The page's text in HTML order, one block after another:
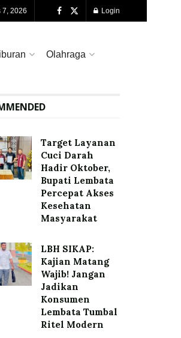
7, 2026 Login
Olahraga
Target Layanan
Cuci Darah
Hadir Oktober,
Bupati Lembata
Percepat Akses
Kesehatan
Masyarakat
LBH SIKAP:
Kajian Matang
Wajib! Jangan
Jadikan
Konsumen
Lembata Tumbal
Ritel Modern